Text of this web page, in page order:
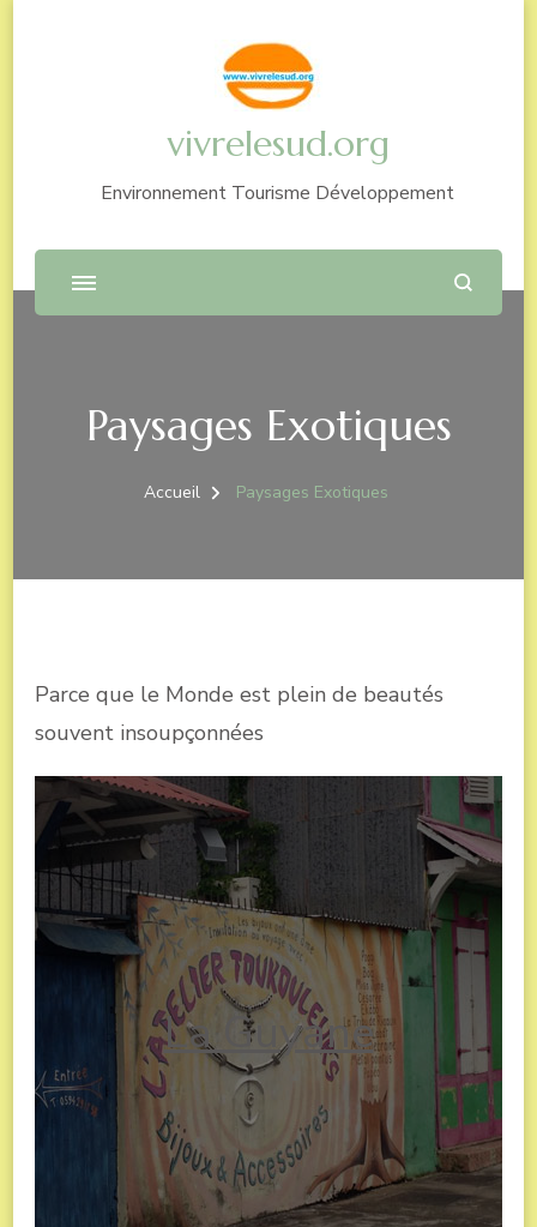
vivrelesud.org
Environnement Tourisme Développement
Paysages Exotiques
Accueil Paysages Exotiques
Parce que le Monde est plein de beautés
souvent insoupçonnées
La Guyane